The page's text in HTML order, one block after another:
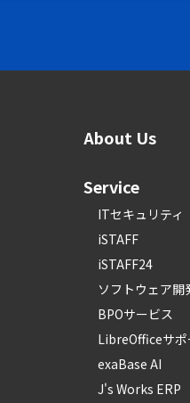
About Us
Service
ITセキュリティ
iSTAFF
iSTAFF24
ソフトウェア開
BPOサービス
LibreOfficeサポ
exaBase AI
J's Works ERP